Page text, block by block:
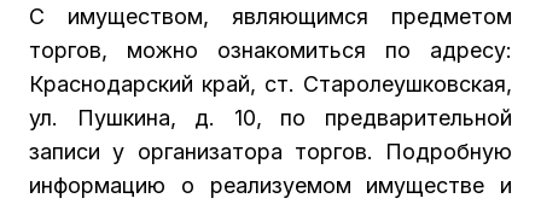
С имуществом, являющимся предметом
торгов, можно ознакомиться по адресу:
Краснодарский край, ст. Старолеушковская,
ул. Пушкина, д. 10, по предварительной
записи у организатора торгов. Подробную
информацию о реализуемом имуществе и